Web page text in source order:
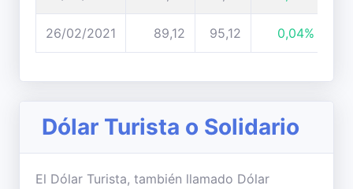
26/02/2021 89,12 95,12 0,04%
Dólar Turista o Solidario
El Dólar Turista, también llamado Dólar